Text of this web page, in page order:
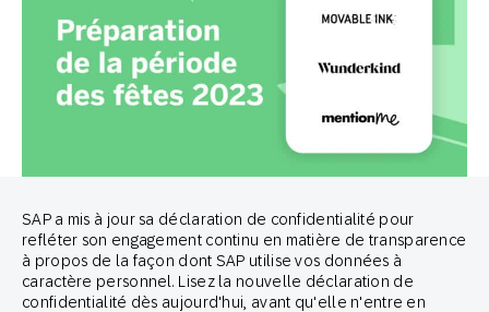
Des experts de l’engagement client
offrent 6 conseils pour se préparer
à la période des fêtes
SAP a mis à jour sa déclaration de confidentialité pour
refléter son engagement continu en matière de transparence
à propos de la façon dont SAP utilise vos données à
caractère personnel. Lisez la nouvelle déclaration de
confidentialité dès aujourd'hui, avant qu'elle n'entre en